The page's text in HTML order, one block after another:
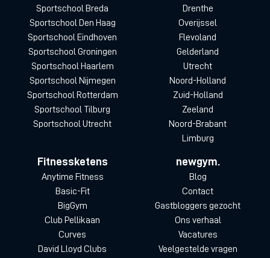
Sportschool Breda
Sportschool Den Haag
Sportschool Eindhoven
Sportschool Groningen
Sportschool Haarlem
Sportschool Nijmegen
Sportschool Rotterdam
Sportschool Tilburg
Sportschool Utrecht
Drenthe
Overijssel
Flevoland
Gelderland
Utrecht
Noord-Holland
Zuid-Holland
Zeeland
Noord-Brabant
Limburg
Fitnessketens
Anytime Fitness
Basic-Fit
BigGym
Club Pellikaan
Curves
David Lloyd Clubs
newgym.
Blog
Contact
Gastbloggers gezocht
Ons verhaal
Vacatures
Veelgestelde vragen